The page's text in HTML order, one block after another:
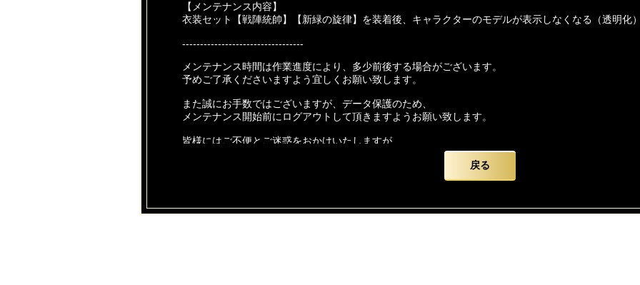
【メンテナンス内容】
衣装セット【戦陣統帥】【新緑の旋律】を装着後、キャラクターのモデルが表示しなくなる（透明化
----------------------------------
メンテナンス時間は作業進度により、多少前後する場合がございます。
予めご了承くださいますよう宜しくお願い致します。
また誠にお手数ではございますが、データ保護のため、
メンテナンス開始前にログアウトして頂きますようお願い致します。
皆様にはご不便とご迷惑をおかけいたしますが、
今後とも【あやかしっくレコード】をよろしくお願い致します。
戻る